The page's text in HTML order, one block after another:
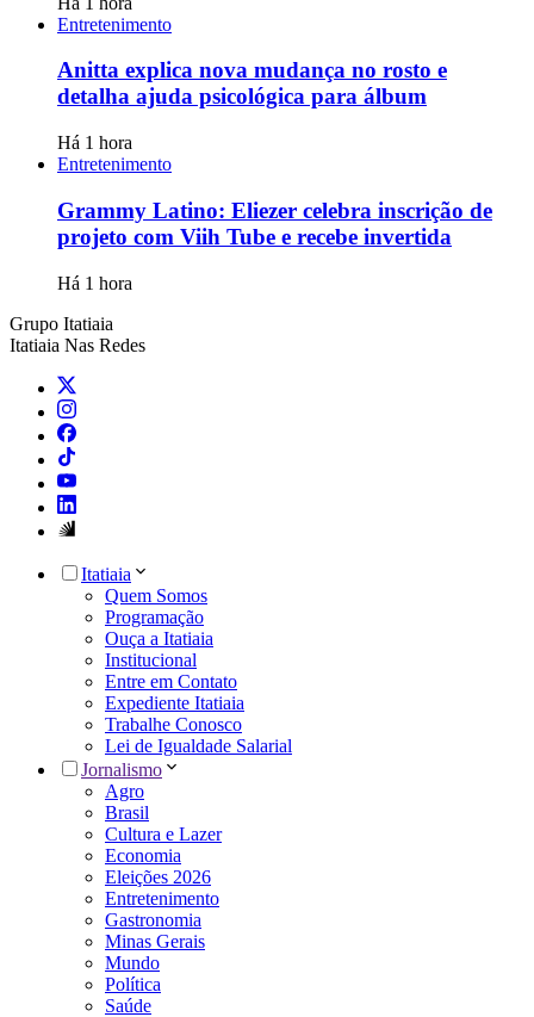
Entretenimento
Anitta explica nova mudança no rosto e
detalha ajuda psicológica para álbum
Há 1 hora
Entretenimento
Grammy Latino: Eliezer celebra inscrição de
projeto com Viih Tube e recebe invertida
Há 1 hora
Grupo Itatiaia
Itatiaia Nas Redes
Itatiaia
Quem Somos
Programação
Ouça a Itatiaia
Institucional
Entre em Contato
Expediente Itatiaia
Trabalhe Conosco
Lei de Igualdade Salarial
Jornalismo
Agro
Brasil
Cultura e Lazer
Economia
Eleições 2026
Entretenimento
Gastronomia
Minas Gerais
Mundo
Política
Saúde